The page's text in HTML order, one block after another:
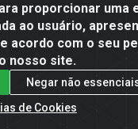
proporcionar uma
ao usuário,
acordo com o seu
nosso site.
Negar não
de Cookies
LTDA - Quadra Qi 10
Brasília/DF -
CNPJ 13.184.675/